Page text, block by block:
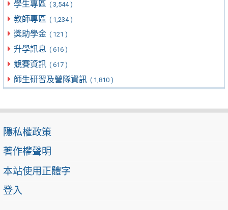
學生專區 ( 3,544 )
教師專區 ( 1,234 )
獎助學金 ( 121 )
升學訊息 ( 616 )
競賽資訊 ( 617 )
師生研習及營隊資訊 ( 1,810 )
隱私權政策
著作權聲明
本站使用正體字
登入